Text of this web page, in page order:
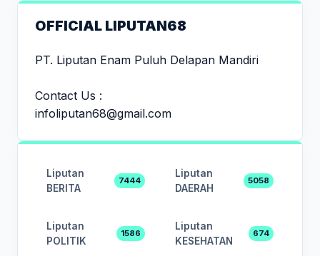
OFFICIAL LIPUTAN68
PT. Liputan Enam Puluh Delapan Mandiri
Contact Us :
infoliputan68@gmail.com
Liputan
BERITA
7444
Liputan
DAERAH
5058
Liputan
POLITIK
1586
Liputan
KESEHATAN
674